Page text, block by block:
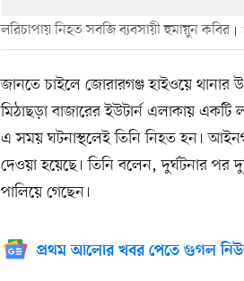
লরিচাপায় নিহত সবজি ব্যবসায়ী হুমায়ুন কবির
জানতে চাইলে জোরারগঞ্জ হাইওয়ে
মিঠাছড়া বাজারের ইউটার্ন এলাকায়
এ সময় ঘটনাস্থলেই তিনি নিহত হন।
দেওয়া হয়েছে। তিনি বলেন, দুর্ঘটনার পর
পালিয়ে গেছেন।
প্রথম আলোর খবর পেতে গুগল